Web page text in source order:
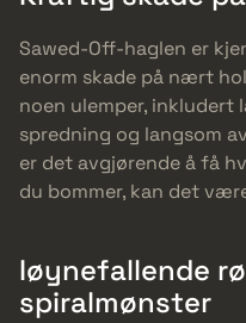
Sawed-Off-haglen er
enorm skade på nært
noen ulemper,
spredning og langsom
er det avgjørende å få
du bommer, kan det
Iøynefallende
spiralmønster